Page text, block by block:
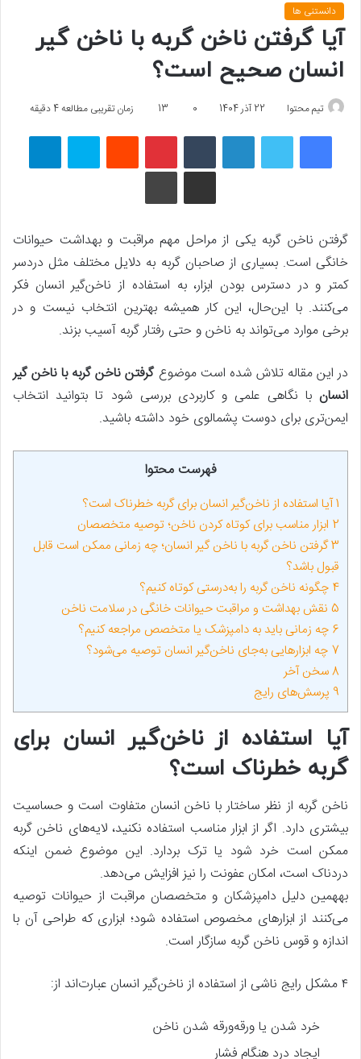
دانستنی ها
آیا گرفتن ناخن گربه با ناخن گیر
انسان صحیح است؟
تیم محتوا 22 آذر 1404 0
13 زمان تقریبی مطالعه 4 دقیقه
فیسبوک لینکداین پینتریست اسکایپ
چاپ
گرفتن ناخن گربه یکی از مراحل مهم مراقبت و بهداشت حیوانات
خانگی است. بسیاری از صاحبان گربه به دلایل مختلف مثل دردسر
کمتر و در دسترس بودن ابزار، به استفاده از ناخن‌گیر انسان فکر
می‌کنند. با این‌حال، این کار همیشه بهترین انتخاب نیست و در
برخی موارد می‌تواند به ناخن و حتی رفتار گربه آسیب بزند.
در این مقاله تلاش شده است موضوعگرفتن ناخن گربه با ناخن گیر
انسان با نگاهی علمی و کاربردی بررسی شود تا بتوانید انتخاب
ایمن‌تری برای دوست پشمالوی خود داشته باشید.
فهرست محتوا
1آیا استفاده از ناخن‌گیر انسان برای گربه خطرناک است؟
2 ابزار مناسب برای کوتاه کردن ناخن؛ توصیه متخصصان
3گرفتن ناخن گربه با ناخن گیر انسان؛ چه زمانی ممکن است قابل
قبول باشد؟
4 چگونه ناخن گربه را به‌درستی کوتاه کنیم؟
5 نقش بهداشت و مراقبت حیوانات خانگی در سلامت ناخن
6 چه زمانی باید به دامپزشک یا متخصص مراجعه کنیم؟
7 چه ابزارهایی به‌جای ناخن‌گیر انسان توصیه می‌شود؟
8سخن آخر
9 پرسش‌های رایج
آیا استفاده از ناخن‌گیر انسان برای
گربه خطرناک است؟
ناخن گربه از نظر ساختار با ناخن انسان متفاوت است و حساسیت
بیشتری دارد. اگر از ابزار مناسب استفاده نکنید، لایه‌های ناخن گربه
ممکن است خرد شود یا ترک بردارد. این موضوع ضمن اینکه
دردناک است، امکان عفونت را نیز افزایش می‌دهد.
به‎همین دلیل دامپزشکان و متخصصان مراقبت از حیوانات توصیه
می‌کنند از ابزارهای مخصوص استفاده شود؛ ابزاری که طراحی آن با
اندازه و قوس ناخن گربه سازگار است.
۴ مشکل رایج ناشی از استفاده از ناخن‌گیر انسان عبارت‌اند از:
خرد شدن یا ورقه‌ورقه شدن ناخن
ایجاد درد هنگام فشار